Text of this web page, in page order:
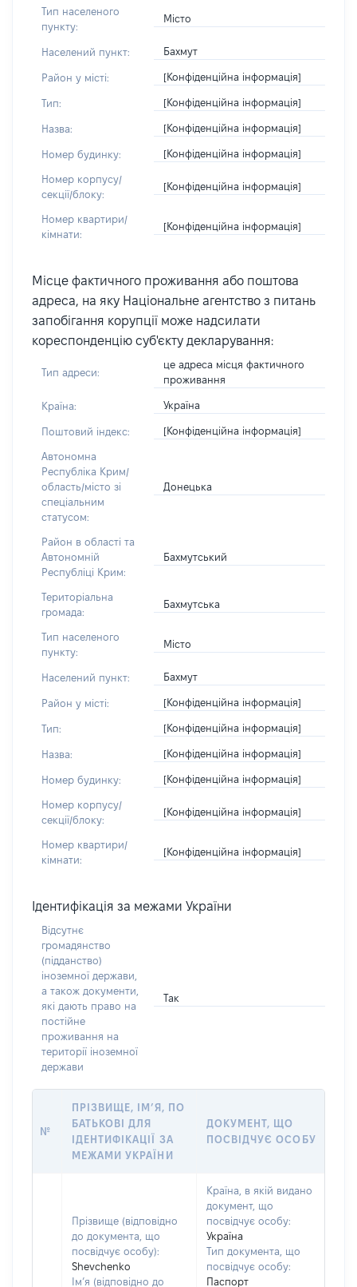
Тип населеного
пункту:
Місто
Населений пункт: Бахмут
Район у місті: [Конфіденційна інформація]
Тип: [Конфіденційна інформація]
Назва: [Конфіденційна інформація]
Номер будинку: [Конфіденційна інформація]
Номер корпусу/
секції/блоку:
[Конфіденційна інформація]
Номер квартири/
кімнати:
[Конфіденційна інформація]
Місце фактичного проживання або поштова
адреса, на яку Національне агентство з питань
запобігання корупції може надсилати
кореспонденцію суб'єкту декларування:
Тип адреси:
це адреса місця фактичного
проживання
Країна: Україна
Поштовий індекс: [Конфіденційна інформація]
Автономна
Республіка Крим/
область/місто зі
спеціальним
статусом:
Донецька
Район в області та
Автономній
Республіці Крим:
Бахмутський
Територіальна
громада:
Бахмутська
Тип населеного
пункту:
Місто
Населений пункт: Бахмут
Район у місті: [Конфіденційна інформація]
Тип: [Конфіденційна інформація]
Назва: [Конфіденційна інформація]
Номер будинку: [Конфіденційна інформація]
Номер корпусу/
секції/блоку:
[Конфіденційна інформація]
Номер квартири/
кімнати:
[Конфіденційна інформація]
Ідентифікація за межами України
Відсутнє
громадянство
(підданство)
іноземної держави,
а також документи,
які дають право на
постійне
проживання на
території іноземної
держави
Так
№
ПРІЗВИЩЕ, ІМ’Я, ПО
БАТЬКОВІ ДЛЯ
ІДЕНТИФІКАЦІЇ ЗА
МЕЖАМИ УКРАЇНИ
ДОКУМЕНТ, ЩО
ПОСВІДЧУЄ ОСОБУ
Прізвище (відповідно
до документа, що
посвідчує особу):
Shevchenko
Ім’я (відповідно до
Країна, в якій видано
документ, що
посвідчує особу:
Україна
Тип документа, що
посвідчує особу:
Паспорт